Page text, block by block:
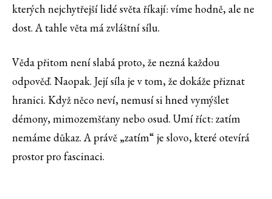
kterých nejchytřejší lidé světa říkají: víme hodně, ale ne
dost. A tahle věta má zvláštní sílu.
Věda přitom není slabá proto, že nezná každou
odpověď. Naopak. Její síla je v tom, že dokáže přiznat
hranici. Když něco neví, nemusí si hned vymýšlet
démony, mimozemšťany nebo osud. Umí říct: zatím
nemáme důkaz. A právě „zatím“ je slovo, které otevírá
prostor pro fascinaci.